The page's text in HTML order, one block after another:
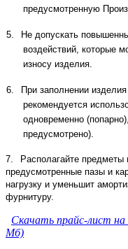
предусмотренную
5.
Не допускать
воздействий, которые
износу изделия.
6.
При заполнении
рекомендуется
одновременно
предусмотрено).
7.
Располагайте предметы
предусмотренные пазы и
нагрузку и уменьшит
фурнитуру.
Скачать прайс-лист
Мб)